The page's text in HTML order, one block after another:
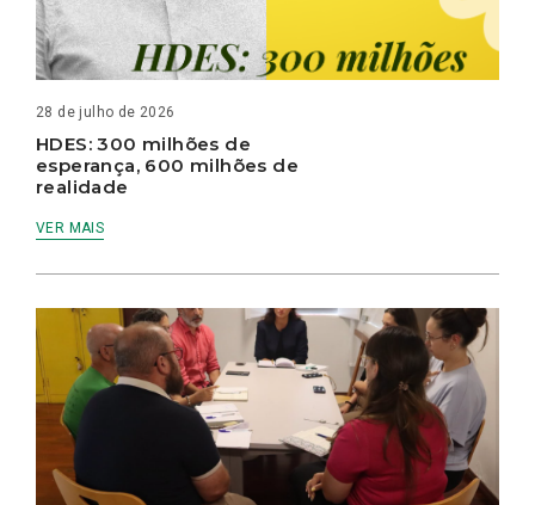
28 de julho de 2026
HDES: 300 milhões de
esperança, 600 milhões de
realidade
VER MAIS